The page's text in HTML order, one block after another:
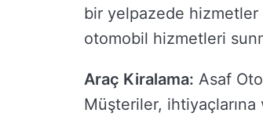
bir yelpazede
otomobil hizmetleri
Araç Kiralama: Asaf
Müşteriler, ihtiyaçlarına